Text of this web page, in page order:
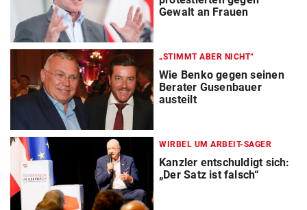
Gewalt an Frauen
„STIMMT ABER NICHT“
Wie Benko gegen seinen
Berater Gusenbauer
austeilt
WIRBEL UM ARBEIT-SAGER
Kanzler entschuldigt sich:
„Der Satz ist falsch“